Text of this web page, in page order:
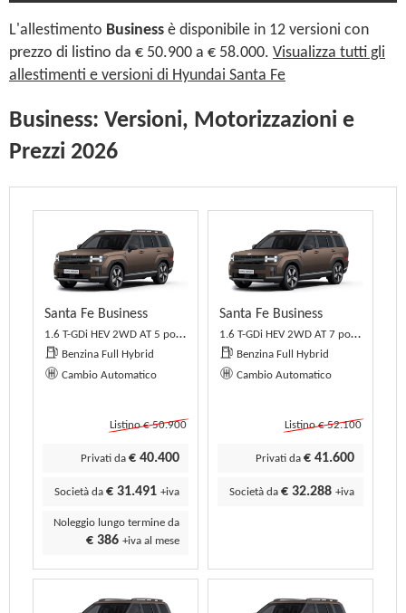
L'allestimento Business è disponibile in 12 versioni con
prezzo di listino da € 50.900 a € 58.000. Visualizza tutti gli
allestimenti e versioni di Hyundai Santa Fe
Business: Versioni, Motorizzazioni e
Prezzi 2026
Santa Fe Business
1.6 T-GDi HEV 2WD AT 5 posti Business
Benzina Full Hybrid
Cambio Automatico
Listino € 50.900
Privati da € 40.400
Società da € 31.491 +iva
Noleggio lungo termine da
€ 386 +iva al mese
Santa Fe Business
1.6 T-GDi HEV 2WD AT 7 posti Business
Benzina Full Hybrid
Cambio Automatico
Listino € 52.100
Privati da € 41.600
Società da € 32.288 +iva